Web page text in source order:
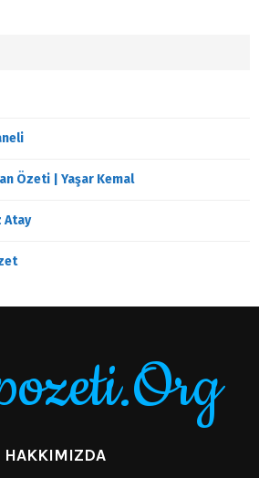
Özeti | Yaşar Kemal
Atay
HAKKIMIZDA